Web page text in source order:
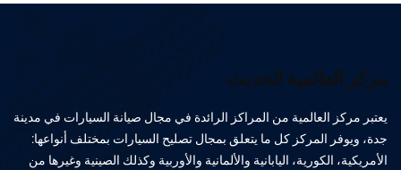
مركز العالمية الحديث
يعتبر مركز العالمية من المراكز الرائدة في مجال صيانة السيارات في مدينة
جدة، ويوفر المركز كل ما يتعلق بمجال تصليح السيارات بمختلف أنواعها:
الأمريكية، الكورية، اليابانية والألمانية والأوربية وكذلك الصينية وغيرها من